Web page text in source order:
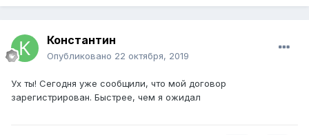
Константин
Опубликовано 22 октября, 2019
Ух ты! Сегодня уже сообщили, что мой договор
зарегистрирован. Быстрее, чем я ожидал